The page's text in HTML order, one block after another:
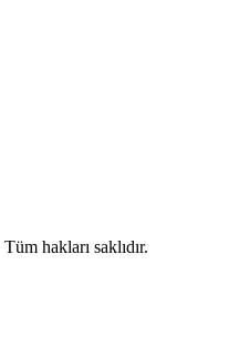
Tüm hakları saklıdır.